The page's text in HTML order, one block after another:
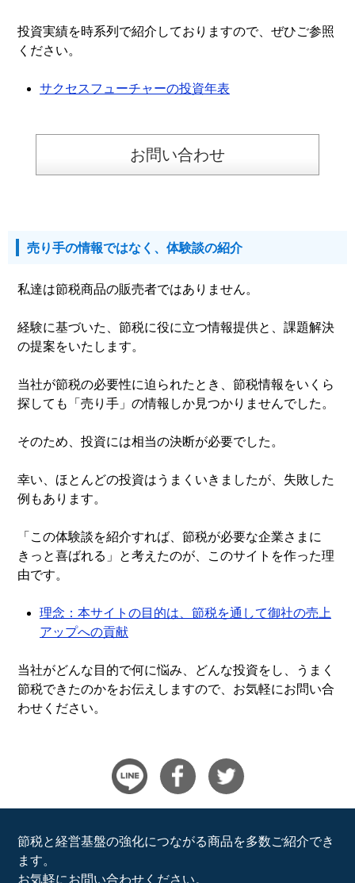
投資実績を時系列で紹介しておりますので、ぜひご参照
ください。
サクセスフューチャーの投資年表
お問い合わせ
売り手の情報ではなく、体験談の紹介
私達は節税商品の販売者ではありません。
経験に基づいた、節税に役に立つ情報提供と、課題解決
の提案をいたします。
当社が節税の必要性に迫られたとき、節税情報をいくら
探しても「売り手」の情報しか見つかりませんでした。
そのため、投資には相当の決断が必要でした。
幸い、ほとんどの投資はうまくいきましたが、失敗した
例もあります。
「この体験談を紹介すれば、節税が必要な企業さまに
きっと喜ばれる」と考えたのが、このサイトを作った理
由です。
理念：本サイトの目的は、節税を通して御社の売上
アップへの貢献
当社がどんな目的で何に悩み、どんな投資をし、うまく
節税できたのかをお伝えしますので、お気軽にお問い合
わせください。
節税と経営基盤の強化につながる商品を多数ご紹介でき
ます。
お気軽にお問い合わせください。